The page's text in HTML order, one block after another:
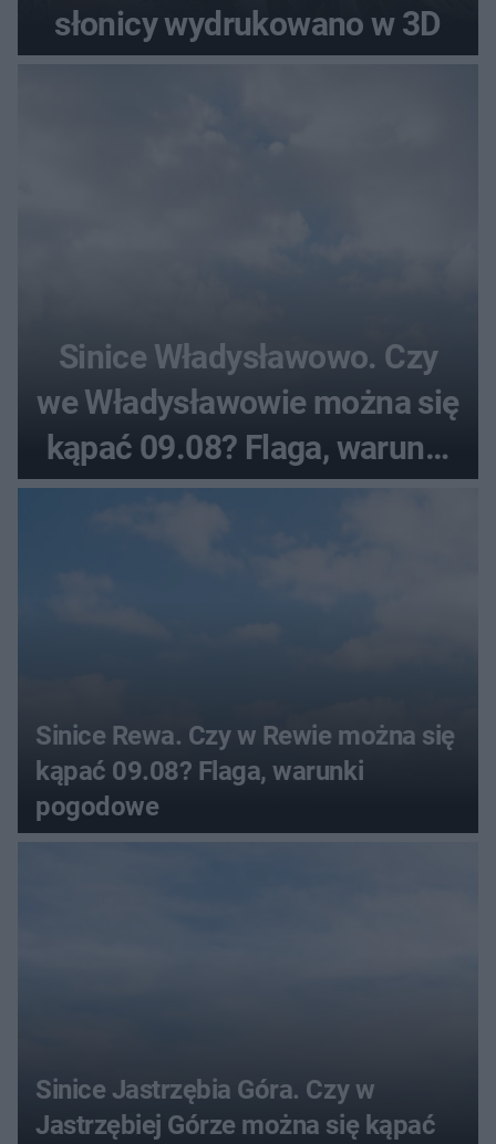
słonicy wydrukowano w 3D
Sinice Władysławowo. Czy
we Władysławowie można się
kąpać 09.08? Flaga, warunki
pogodowe
Sinice Rewa. Czy w Rewie można się
kąpać 09.08? Flaga, warunki
pogodowe
Sinice Jastrzębia Góra. Czy w
Jastrzębiej Górze można się kąpać